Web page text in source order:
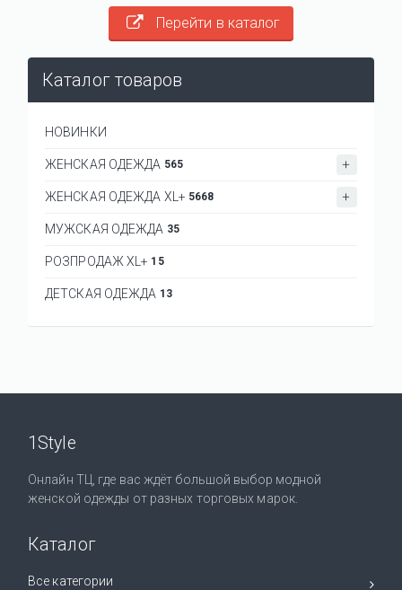
Перейти в каталог
Каталог товаров
НОВИНКИ
ЖЕНСКАЯ ОДЕЖДА 565
ЖЕНСКАЯ ОДЕЖДА XL+ 5668
МУЖСКАЯ ОДЕЖДА 35
РОЗПРОДАЖ XL+ 15
ДЕТСКАЯ ОДЕЖДА 13
1Style
Онлайн ТЦ, где вас ждёт большой выбор модной
женской одежды от разных торговых марок.
Каталог
Все категории